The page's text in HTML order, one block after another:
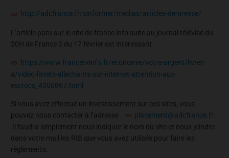
http://adcfrance.fr/sinformer/medias/articles-de-presse/
L’article paru sur le site de france info suite au journal télévisé du
20H de France 2 du 17 février est intéressant :
https://www.francetvinfo.fr/economie/votre-argent/livret-
a/video-livrets-allechants-sur-internet-attention-aux-
escrocs_4300867.html
Si vous avez effectué un investissement sur ces sites, vous
pouvez nous contacter à l’adresse
placement@adcfrance.fr
Il faudra simplement nous indiquer le nom du site et nous joindre
dans votre mail les RIB que vous avez utilisés pour faire les
règlements.